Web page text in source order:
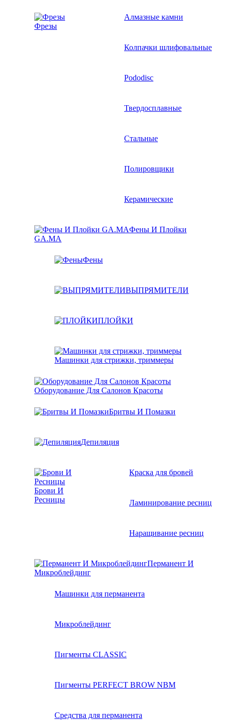
Фрезы
Алмазные камни
Колпачки шлифовальные
Pododisc
Твердосплавные
Стальные
Полировщики
Керамические
Фены И Плойки
GA.MA
Фены
ВЫПРЯМИТЕЛИ
ПЛОЙКИ
Машинки для стрижки, триммеры
Оборудование Для Салонов Красоты
Бритвы И Помазки
Депиляция
Брови И
Ресницы
Краска для бровей
Ламинирование ресниц
Наращивание ресниц
Перманент И
Микроблейдинг
Машинки для перманента
Микроблейдинг
Пигменты CLASSIC
Пигменты PERFECT BROW NBM
Средства для перманента